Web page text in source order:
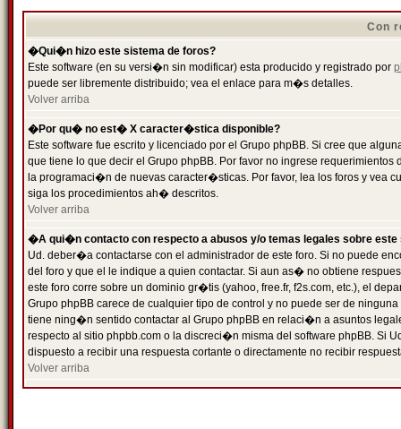
Con
�Qui�n hizo este sistema de foros?
Este software (en su versi�n sin modificar) esta producido y registrado por
puede ser libremente distribuido; vea el enlace para m�s detalles.
Volver arriba
�Por qu� no est� X caracter�stica disponible?
Este software fue escrito y licenciado por el Grupo phpBB. Si cree que
que tiene lo que decir el Grupo phpBB. Por favor no ingrese
la programaci�n de nuevas caracter�sticas. Por favor, lea los foros y vea
siga los procedimientos ah� descritos.
Volver arriba
�A qui�n contacto con respecto a abusos y/o temas legales sobre este
Ud. deber�a contactarse con el administrador de este foro. Si no puede
del foro y que el le indique a quien contactar. Si aun as� no obtiene
este foro corre sobre un dominio gr�tis (yahoo, free.fr, f2s.com, etc.), el
Grupo phpBB carece de cualquier tipo de control y no puede ser de
tiene ning�n sentido contactar al Grupo phpBB en relaci�n a asuntos
respecto al sitio phpbb.com o la discreci�n misma del software phpBB. Si
dispuesto a recibir una respuesta cortante o directamente no recibir
Volver arriba